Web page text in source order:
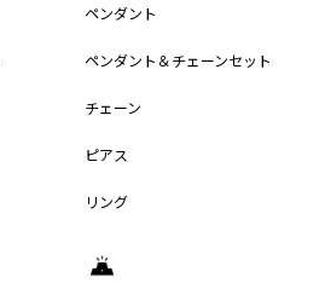
ペンダント
ペンダント＆チェーンセット
チェーン
ピアス
リング